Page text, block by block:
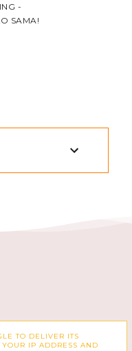
-
SAMA!
INSTAGRAM
TO DELIVER ITS
IP ADDRESS AND